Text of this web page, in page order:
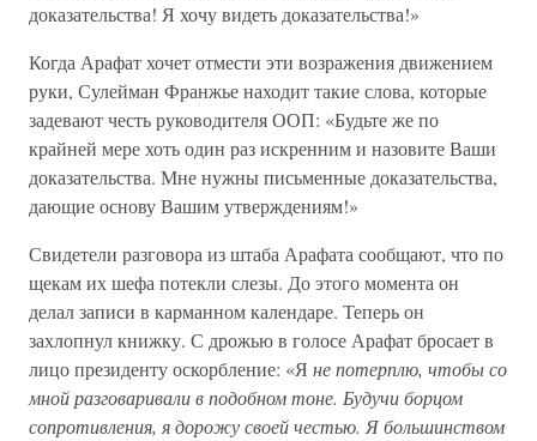
доказательства! Я хочу видеть доказательства!»
Когда Арафат хочет отмести эти возражения движением
руки, Сулейман Франжье находит такие слова, которые
задевают честь руководителя ООП: «Будьте же по
крайней мере хоть один раз искренним и назовите Ваши
доказательства. Мне нужны письменные доказательства,
дающие основу Вашим утверждениям!»
Свидетели разговора из штаба Арафата сообщают, что по
щекам их шефа потекли слезы. До этого момента он
делал записи в карманном календаре. Теперь он
захлопнул книжку. С дрожью в голосе Арафат бросает в
лицо президенту оскорбление: «Я не потерплю, чтобы со
мной разговаривали в подобном тоне. Будучи борцом
сопротивления, я дорожу своей честью. Я большинством